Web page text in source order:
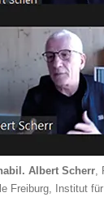
Albert Scherr,
Freiburg, Institut